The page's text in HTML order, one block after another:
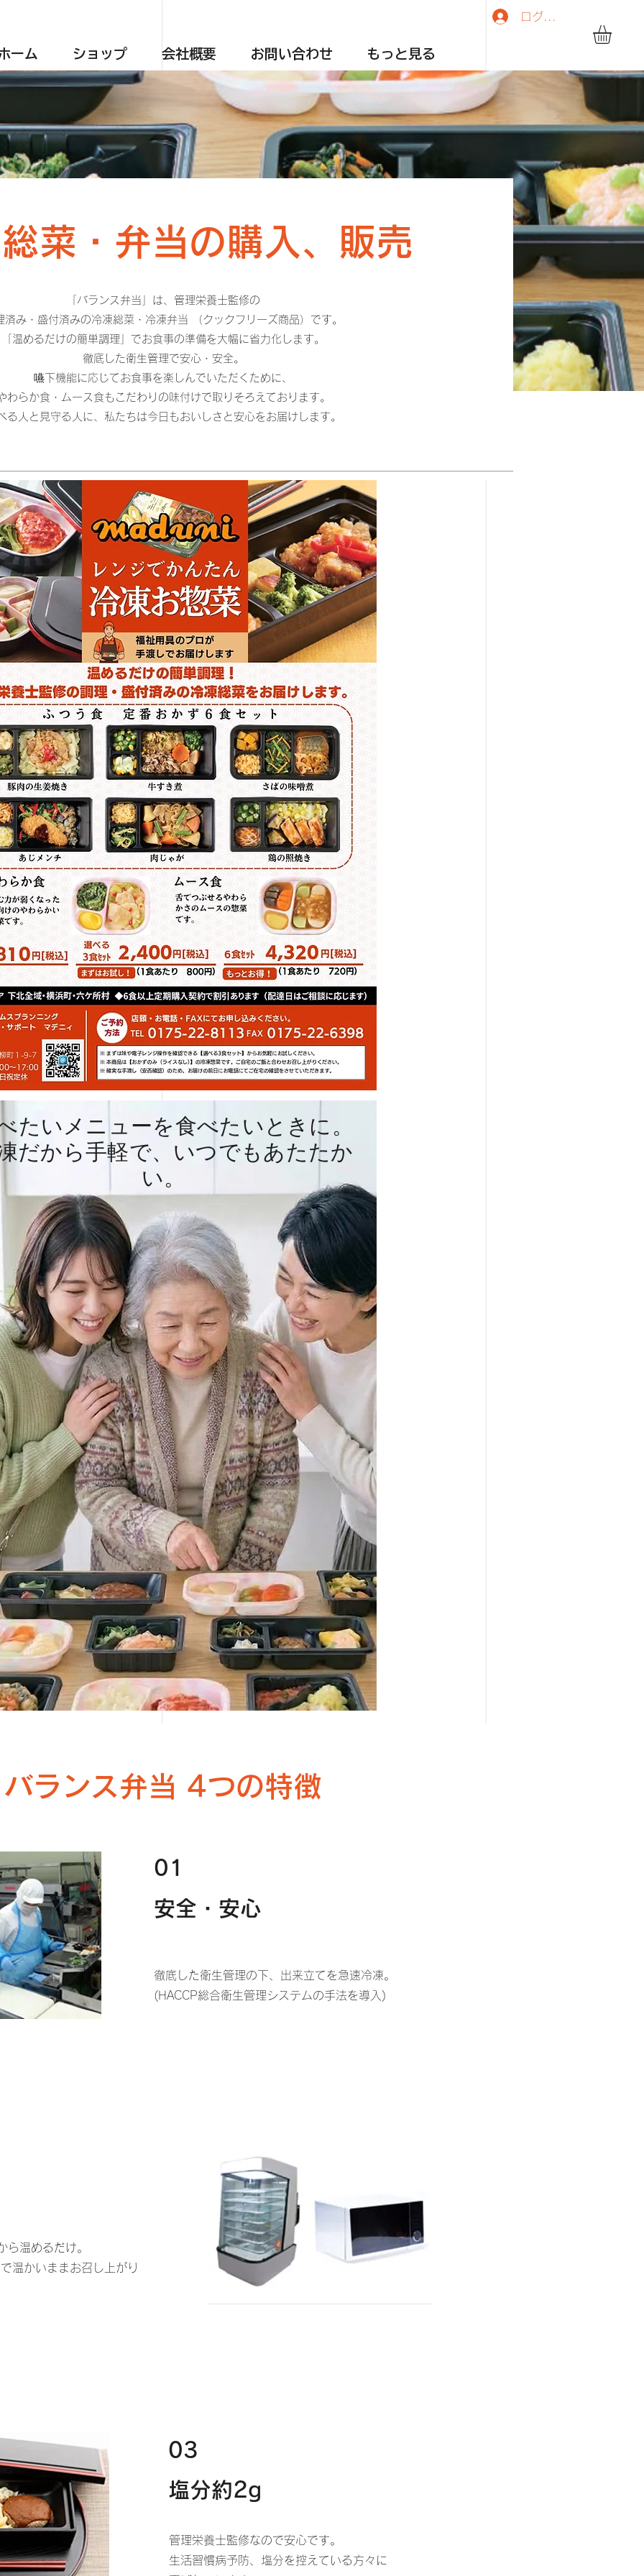
ログイン
ーム ショップ 会社概要 お問い合わせ もっと見る
菜・弁当の購入、販売
「バランス弁当」は、管理栄養士監修の
済み・盛付済みの冷凍総菜・冷凍弁当 （クックフリーズ商品）です。
「温めるだけの簡単調理」でお食事の準備を大幅に省力化します。
徹底した衛生管理で安心・安全。
嚥下機能に応じてお食事を楽しんでいただくために、
わらか食・ムース食もこだわりの味付けで取りそろえております。
る人と見守る人に、私たちは今日もおいしさと安心をお届けします。
たいメニューを食べたいときに。
だから手軽で、いつでもあたたか
い。
バランス弁当 4つの特徴
01
安全・安心
徹底した衛生管理の下、出来立てを急速冷凍。
(HACCP総合衛生管理システムの手法を導入)
ら温めるだけ。
温かいままお召し上がり
03
塩分約2g
管理栄養士監修なので安心です。
生活習慣病予防、塩分を控えている方々に